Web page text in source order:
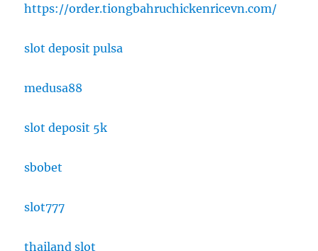
https://order.tiongbahruchickenricevn.com/
slot deposit pulsa
medusa88
slot deposit 5k
sbobet
slot777
thailand slot